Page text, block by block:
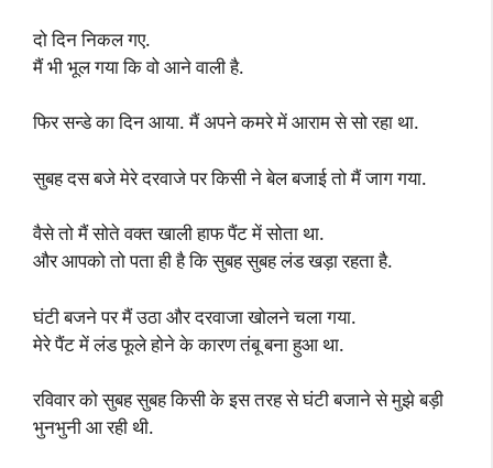
दो दिन निकल गए.
मैं भी भूल गया कि वो आने वाली है.
फिर सन्डे का दिन आया. मैं अपने कमरे में आराम से सो रहा था.
सुबह दस बजे मेरे दरवाजे पर किसी ने बेल बजाई तो मैं जाग गया.
वैसे तो मैं सोते वक्त खाली हाफ पैंट में सोता था.
और आपको तो पता ही है कि सुबह सुबह लंड खड़ा रहता है.
घंटी बजने पर मैं उठा और दरवाजा खोलने चला गया.
मेरे पैंट में लंड फूले होने के कारण तंबू बना हुआ था.
रविवार को सुबह सुबह किसी के इस तरह से घंटी बजाने से मुझे बड़ी
भुनभुनी आ रही थी.